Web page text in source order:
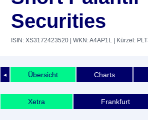
Securities
ISIN: XS3172423520 | WKN: A4AP1L | Kürzel:
◄ Übersicht Charts
Xetra Frankfurt